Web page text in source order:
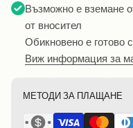
Възможно е вземане
от вносител
Обикновено е готово
Виж информация за
МЕТОДИ ЗА ПЛАЩАНЕ